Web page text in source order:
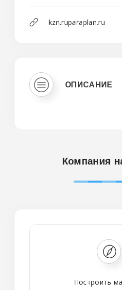
kzn.ruparaplan.ru
ОПИСАНИЕ
Компания
Построить